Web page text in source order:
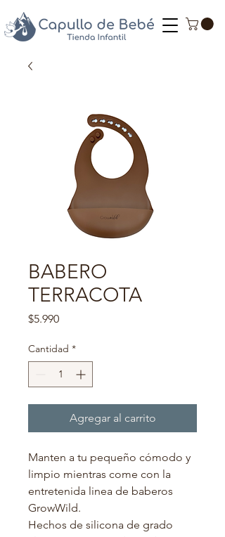
BABERO
TERRACOTA
$5.990Precio
Cantidad *
Agregar al carrito
Manten a tu pequeño cómodo y
limpio mientras come con la
entretenida linea de baberos
GrowWild.
Hechos de silicona de grado